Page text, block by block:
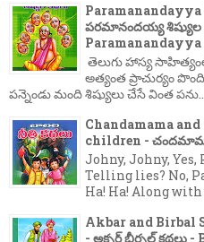
పరమానందయ్య శిష్యుల
తెలుగు హాస్య
అత్యంత ప్రాచుర్యం
పన్నెండు మంది శిష్యులు చేసే వింత
Chandamama
children -
Johny, Johny, Yes,
Telling lies? No,
Ha! Ha! Along with
Akbar and Birbal
- అక్బర్ బీర్బల్ కథలు